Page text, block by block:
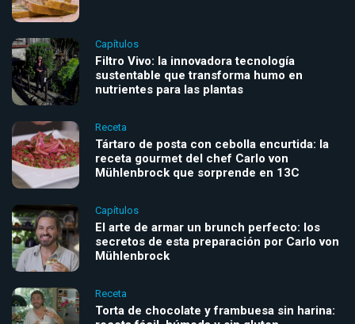
Capítulos
Filtro Vivo: la innovadora tecnología
sustentable que transforma humo en
nutrientes para las plantas
Receta
Tártaro de posta con cebolla encurtida: la
receta gourmet del chef Carlo von
Mühlenbrock que sorprende en 13C
Capítulos
El arte de armar un brunch perfecto: los
secretos de esta preparación por Carlo von
Mühlenbrock
Receta
Torta de chocolate y frambuesa sin harina: